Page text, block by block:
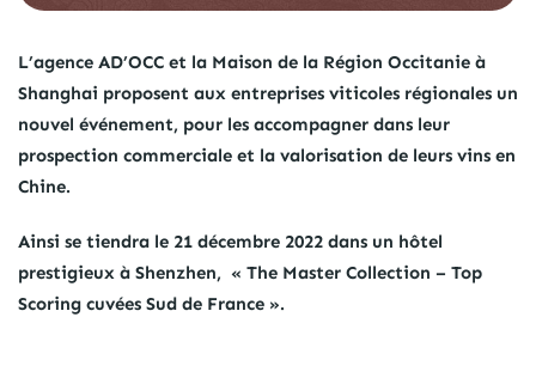
L’agence AD’OCC et la Maison de la Région Occitanie à
Shanghai proposent aux entreprises viticoles régionales un
nouvel événement, pour les accompagner dans leur
prospection commerciale et la valorisation de leurs vins en
Chine.
Ainsi se tiendra le 21 décembre 2022 dans un hôtel
prestigieux à Shenzhen, « The Master Collection – Top
Scoring cuvées Sud de France ».